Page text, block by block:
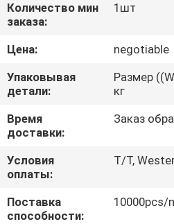
КОНТРОЛЬ
КАЧЕСТВА
СВЯЖИТЕСЬ
С
НАМИ
ЗАПРОСИТЕ
ЦИТАТУ
Количество мин
заказа:
1шт
Цена:
negotiable
Упаковывая
детали:
Размер
кг
Время
доставки:
Заказ
Условия
оплаты:
T/T,
Поставка
способности:
10000pcs/